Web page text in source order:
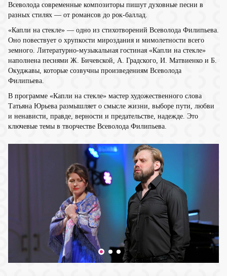
Всеволода современные композиторы пишут духовные песни в
разных стилях — от романсов до рок-баллад.
«Капли на стекле» — одно из стихотворений Всеволода Филипьева.
Оно повествует о хрупкости мироздания и мимолетности всего
земного. Литературно-музыкальная гостиная «Капли на стекле»
наполнена песнями Ж. Бичевской, А. Градского, И. Матвиенко и Б.
Окуджавы, которые созвучны произведениям Всеволода
Филипьева.
В программе «Капли на стекле» мастер художественного слова
Татьяна Юрьева размышляет о смысле жизни, выборе пути, любви
и ненависти, правде, верности и предательстве, надежде. Это
ключевые темы в творчестве Всеволода Филипьева.